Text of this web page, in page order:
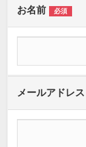
お名前 必須
メールアドレス